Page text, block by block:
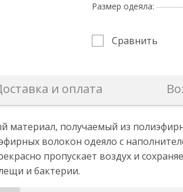
Размер одеяла:
Сравнить
и оплата
материал, получаемый из
волокон одеяло с
пропускает воздух и
и бактерии.